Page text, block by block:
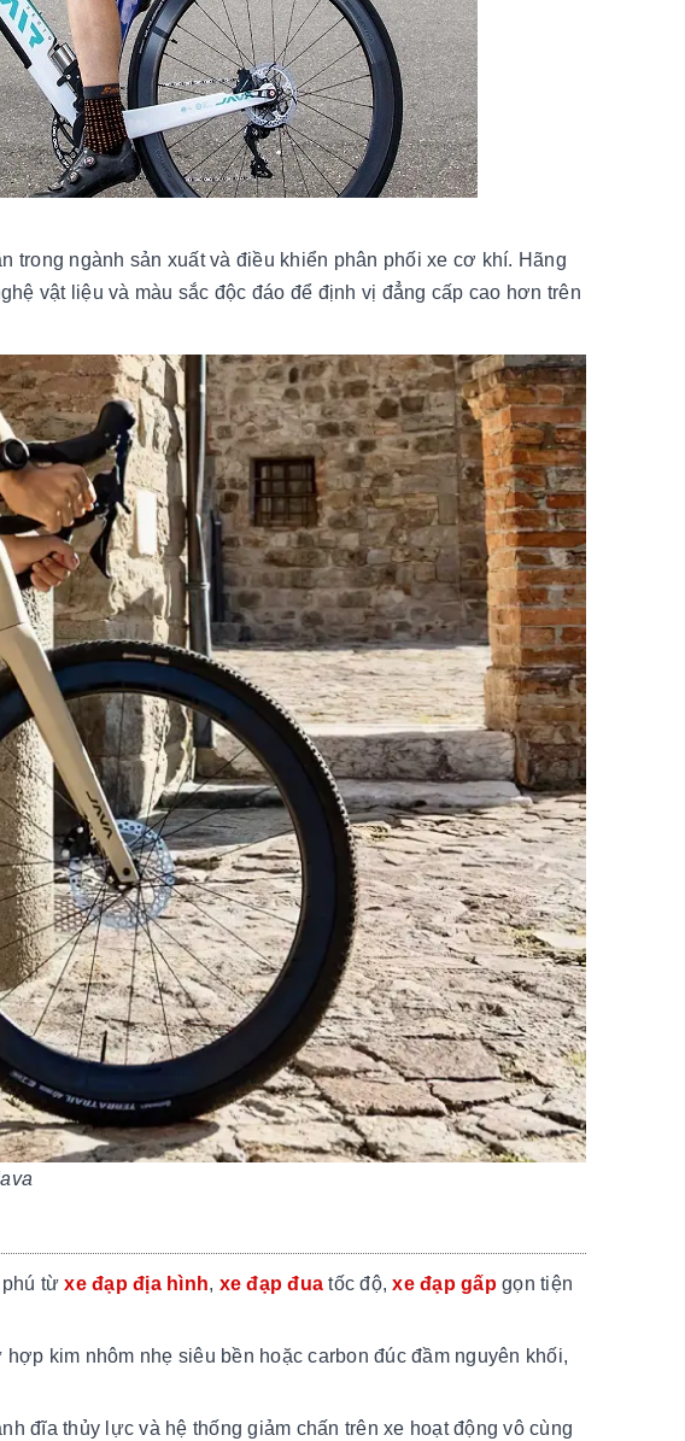
ngành sản xuất và điều khiển phân phối xe cơ khí. Hãng
vật liệu và màu sắc độc đáo để định vị đẳng cấp cao hơn trên
phú từxe đạp địa hình, xe đạp đua tốc độ,xe đạp gấpgọn tiện
kim nhôm nhẹ siêu bền hoặc carbon đúc đầm nguyên khối,
đĩa thủy lực và hệ thống giảm chấn trên xe hoạt động vô cùng